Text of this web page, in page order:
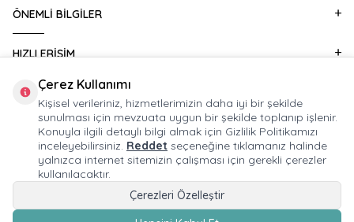
ÖNEMLI BILGILER
HIZLI ERIŞIM
KURUMSAL SATIŞ
E-BÜLTEN ABONELIĞI
© 2026 HUPALUPA Mağaza İşletmeciliği Ticaret A.Ş. Tüm Hakları Saklıdır.
Çerez Kullanımı
Kişisel verileriniz, hizmetlerimizin daha iyi bir şekilde
sunulması için mevzuata uygun bir şekilde toplanıp işlenir.
Konuyla ilgili detaylı bilgi almak için Gizlilik Politikamızı
inceleyebilirsiniz. Reddet seçeneğine tıklamanız halinde
yalnızca internet sitemizin çalışması için gerekli çerezler
kullanılacaktır.
Çerezleri Özelleştir